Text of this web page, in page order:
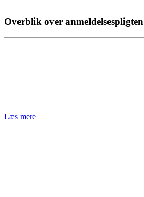
Overblik over anmeldelsespligten
Læs mere